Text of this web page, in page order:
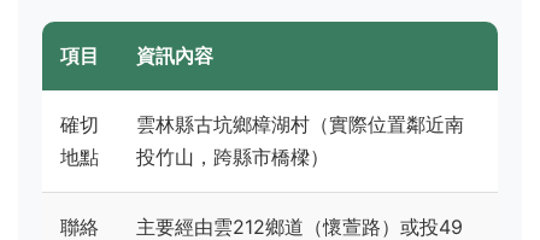
項目 資訊內容
確切
地點
雲林縣古坑鄉樟湖村（實際位置鄰近南
投竹山，跨縣市橋樑）
聯絡
主要經由雲212鄉道（懷萱路）或投49